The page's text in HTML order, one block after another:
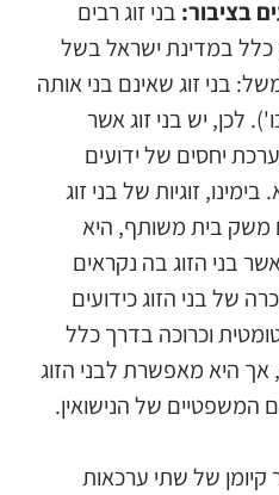
בציבור: בני זוג רבים
כלל במדינת ישראל בשל
בני זוג שאינם בני אותה
לכן, יש בני זוג אשר
יחסים של ידועים
זוגיות של בני זוג
משק בית משותף, היא
בני הזוג בה נקראים
של בני הזוג כידועים
וכרוכה בדרך כלל
היא מאפשרת לבני הזוג
המשפטיים של הנישואין.
קיומן של שתי ערכאות